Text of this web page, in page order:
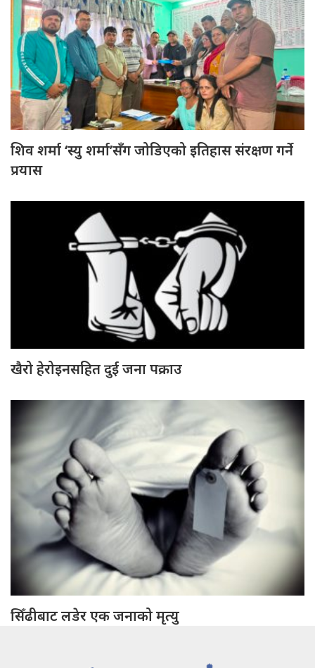
शिव शर्मा ‘स्यु शर्मा’सँग जोडिएको इतिहास संरक्षण गर्ने
प्रयास
खैरो हेरोइनसहित दुई जना पक्राउ
सिँढीबाट लडेर एक जनाको मृत्यु